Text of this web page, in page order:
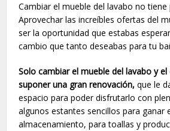
Cambiar el mueble del lavabo no
Aprovechar las increíbles ofertas del
ser la oportunidad que estabas
cambio que tanto deseabas para tu
Solo cambiar el mueble del lavabo y
suponer una gran renovación, que le
espacio para poder disfrutarlo con
algunos estantes sencillos para ganar
almacenamiento, para toallas y